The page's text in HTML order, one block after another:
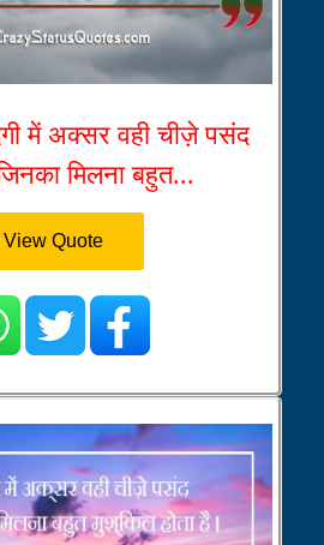
में अक्सर वही चीज़े पसंद
मिलना बहुत...
View Quote